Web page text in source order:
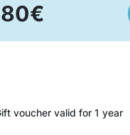
80€
voucher valid for 1 year